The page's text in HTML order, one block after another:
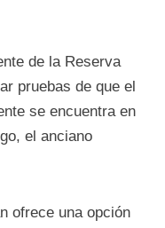
de la Reserva
pruebas de que el
se encuentra en
el anciano
ofrece una opción